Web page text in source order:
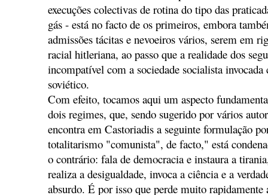
execuções colectivas de rotina do tipo das
gás - está no facto de os primeiros, embora
admissões tácitas e nevoeiros vários, serem em
racial hitleriana, ao passo que a realidade dos
incompatível com a sociedade socialista
soviético.
Com efeito, tocamos aqui um aspecto
dois regimes, que, sendo sugerido por vários
encontra em Castoriadis a seguinte formulação
totalitarismo "comunista", de facto," está
o contrário: fala de democracia e instaura a
realiza a desigualdade, invoca a ciência e a
absurdo. É por isso que perde muito rapidamente